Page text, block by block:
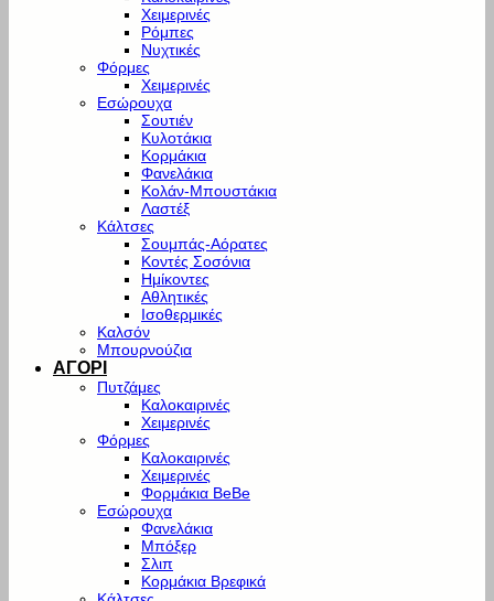
Χειμερινές
Ρόμπες
Νυχτικές
Φόρμες
Χειμερινές
Εσώρουχα
Σουτιέν
Κυλοτάκια
Κορμάκια
Φανελάκια
Κολάν-Μπουστάκια
Λαστέξ
Κάλτσες
Σουμπάς-Αόρατες
Κοντές Σοσόνια
Ημίκοντες
Αθλητικές
Ισοθερμικές
Καλσόν
Μπουρνούζια
ΑΓΟΡΙ
Πυτζάμες
Καλοκαιρινές
Χειμερινές
Φόρμες
Καλοκαιρινές
Χειμερινές
Φορμάκια BeBe
Εσώρουχα
Φανελάκια
Μπόξερ
Σλιπ
Κορμάκια Βρεφικά